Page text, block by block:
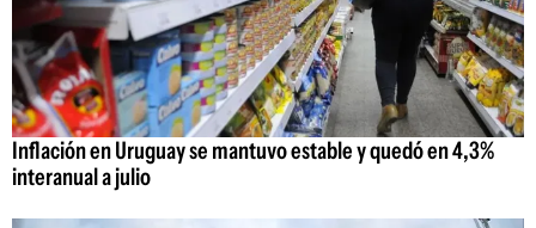
Inflación en Uruguay se mantuvo estable y quedó en 4,3%
interanual a julio